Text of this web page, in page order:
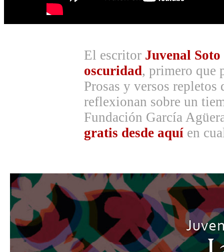
El escritor Juvenal Soto
oscuridad, primero que
Prosas y versos repletos
reflexionan sobre un
Fundación García
gratis desde aquí en